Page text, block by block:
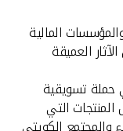
المالية
العميقة
حملة تسويقية
المنتجات التي